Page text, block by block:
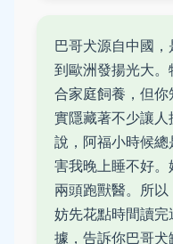
巴哥犬源自中國
到歐洲發揚光大
合家庭飼養，但
實隱藏著不少讓
說，阿福小時候總
害我晚上睡不好
兩頭跑獸醫。所
妨先花點時間讀
據，告訴你巴哥犬